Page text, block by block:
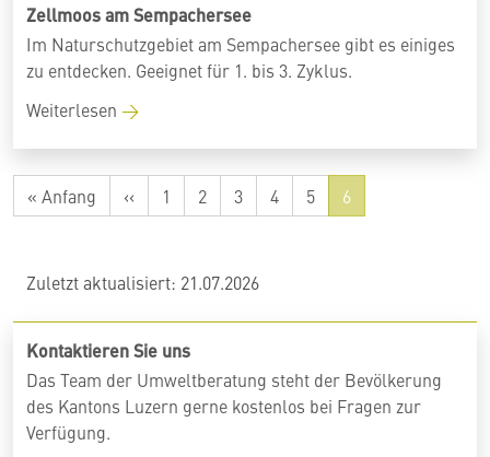
Zellmoos am Sempachersee
Im Naturschutzgebiet am Sempachersee gibt es einiges
zu entdecken. Geeignet für 1. bis 3. Zyklus.
Weiterlesen
Erste
Seite
« Anfang
Vorherige
Seite
‹‹ 1 2 3 4 5 6
Zuletzt aktualisiert: 21.07.2026
Kontaktieren Sie uns
Das Team der Umweltberatung steht der Bevölkerung
des Kantons Luzern gerne kostenlos bei Fragen zur
Verfügung.